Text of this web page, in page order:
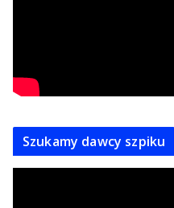
Szukamy dawcy szpiku